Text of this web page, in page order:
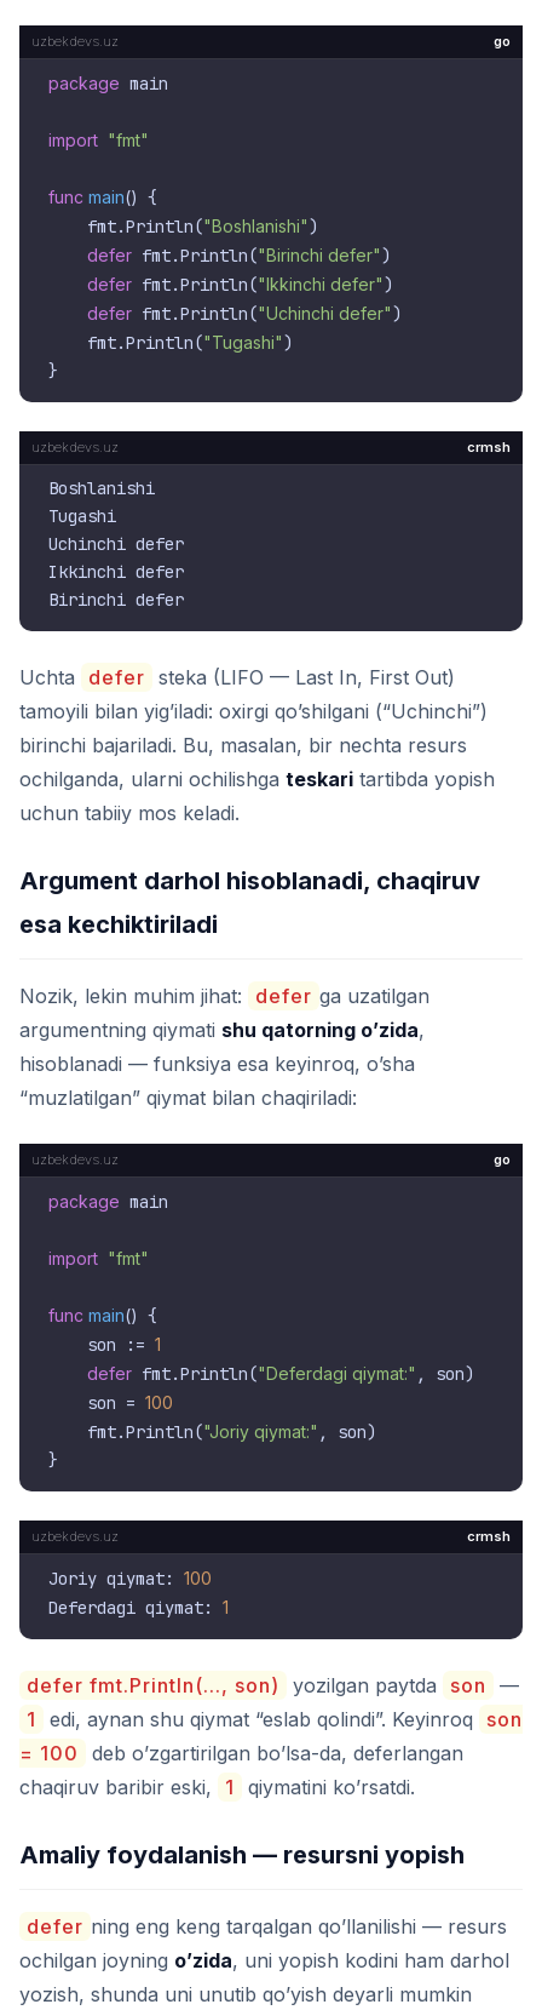
go
package main
import "fmt"
func main() {
    fmt.Println(
"Boshlanishi")
defer fmt.Println("Birinchi defer")
defer fmt.Println("Ikkinchi defer")
defer fmt.Println("Uchinchi defer")
    fmt.Println(
"Tugashi")
crmsh
Boshlanishi
Tugashi
Uchinchi defer
Ikkinchi defer
Uchta defer steka (LIFO — Last In, First Out)
tamoyili bilan yig’iladi: oxirgi qo’shilgani (“Uchinchi”)
birinchi bajariladi. Bu, masalan, bir nechta resurs
ochilganda, ularni ochilishga teskari tartibda yopish
uchun tabiiy mos keladi.
Argument darhol hisoblanadi, chaqiruv
esa kechiktiriladi
Nozik, lekin muhim jihat: defer ga uzatilgan
argumentning qiymati shu qatorning o’zida,
hisoblanadi — funksiya esa keyinroq, o’sha
“muzlatilgan” qiymat bilan chaqiriladi:
go
package main
import "fmt"
func main() {
    son :=
1
defer fmt.Println("Deferdagi qiymat:" , son)
    son =
100
    fmt.Println(
"Joriy qiymat:" , son)
crmsh
Joriy qiymat: 100
Deferdagi qiymat: 1
defer fmt.Println(..., son) yozilgan paytda son
—
1
edi, aynan shu qiymat “eslab qolindi”. Keyinroq
son
= 100
deb o’zgartirilgan bo’lsa-da, deferlangan
chaqiruv baribir eski,
1 qiymatini ko’rsatdi.
Amaliy foydalanish — resursni yopish
defer ning eng keng tarqalgan qo’llanilishi — resurs
ochilgan joyning o’zida, uni yopish kodini ham darhol
yozish, shunda uni unutib qo’yish deyarli mumkin